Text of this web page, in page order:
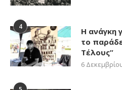
4
Η ανάγκη
το
Τέλους”
6